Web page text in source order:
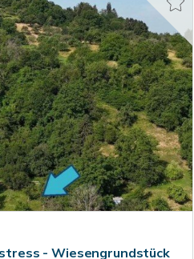
- Wiesengrundstück